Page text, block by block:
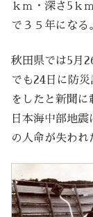
ｋｍ・深さ5ｋ
で３５年になる
秋田県では5月
でも24日に防
をしたと新聞に
日本海中部地
の人命が失われ